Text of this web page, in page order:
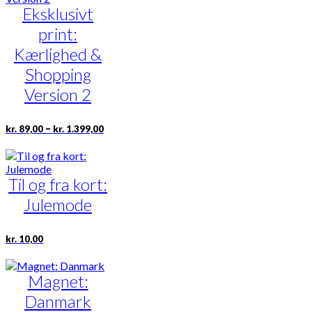
Eksklusivt
print:
Kærlighed &
Shopping
Version 2
kr. 89,00 – kr. 1.399,00Prisinterval:
kr. 89,00
Dette
vare
Mulighederne
Til og fra kort:
Julemode
kr. 10,00
Magnet:
Danmark